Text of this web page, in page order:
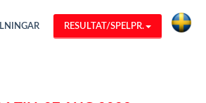
RESULTAT/SPELPR.